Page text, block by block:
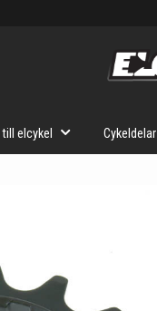
elcykel Cykeldelar